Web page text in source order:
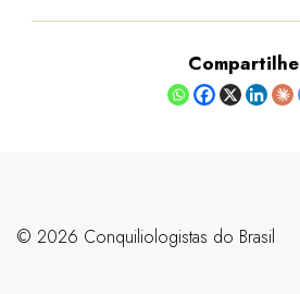
Compartilhe
©️ 2026 Conquiliologistas do Brasil